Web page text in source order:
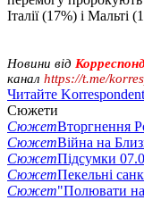
Італії (17%) і Мальті
Новини від
канал https://t.me/
Читайте
Сюжети
СюжетВторгнення
СюжетВійна на
СюжетПідсумки
СюжетПекельні
Сюжет"Полювати на